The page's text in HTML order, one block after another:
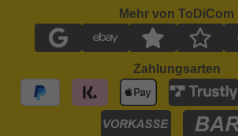
Mehr von ToDiCom
Zahlungsarten